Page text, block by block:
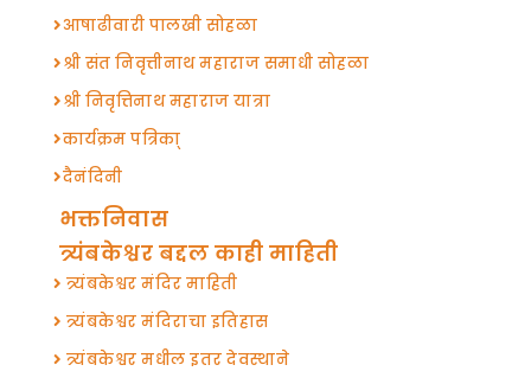
आषाढीवारी पालखी सोहळा
श्री संत निवृत्तीनाथ महाराज समाधी सोहळा
श्री निवृत्तिनाथ महाराज यात्रा
कार्यक्रम पत्रिका्
दैनंदिनी
भक्तनिवास
त्र्यंबकेश्वर बद्दल काही माहिती
त्र्यंबकेश्वर मंदिर माहिती
त्र्यंबकेश्वर मंदिराचा इतिहास
त्र्यंबकेश्वर मधील इतर देवस्थाने